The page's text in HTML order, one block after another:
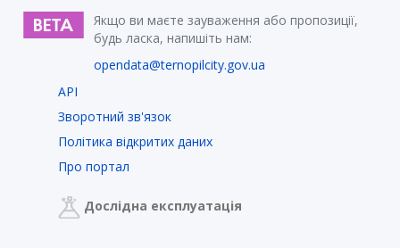
Якщо ви маєте зауваження або пропозиції,
будь ласка, напишіть нам:
opendata@ternopilcity.gov.ua
API
Зворотний зв'язок
Політика відкритих даних
Про портал
Дослідна експлуатація